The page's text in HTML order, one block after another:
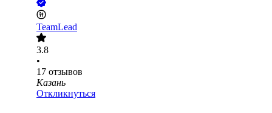
TeamLead
3.8
•
17 отзывов
Казань
Откликнуться